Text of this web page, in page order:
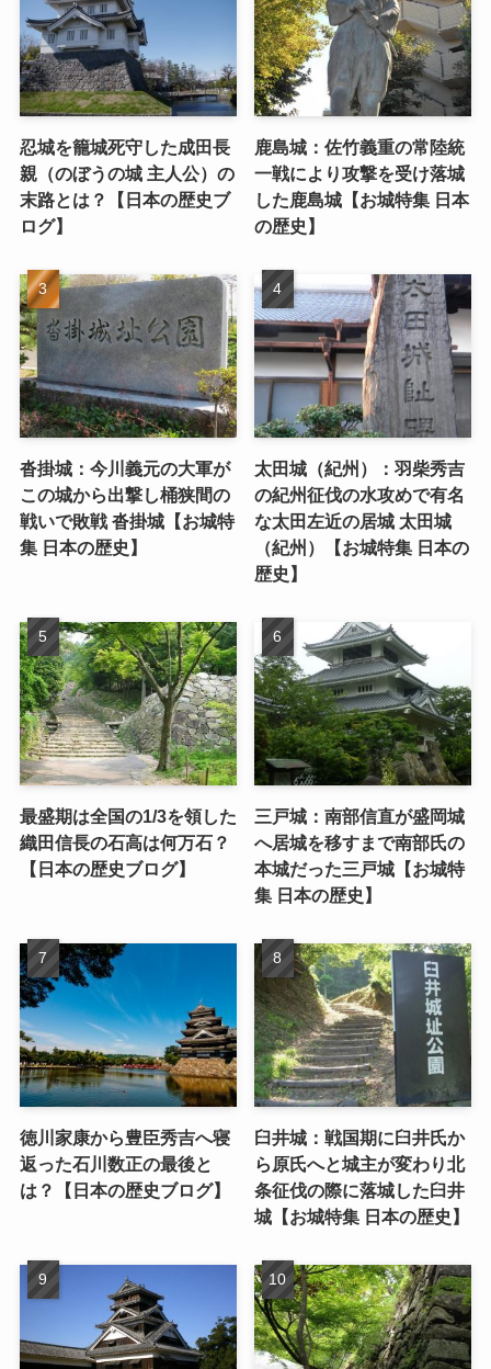
忍城を籠城死守した成田長
親（のぼうの城 主人公）の
末路とは？【日本の歴史ブ
ログ】
鹿島城：佐竹義重の常陸統
一戦により攻撃を受け落城
した鹿島城【お城特集 日本
の歴史】
沓掛城：今川義元の大軍が
この城から出撃し桶狭間の
戦いで敗戦 沓掛城【お城特
集 日本の歴史】
太田城（紀州）：羽柴秀吉
の紀州征伐の水攻めで有名
な太田左近の居城 太田城
（紀州）【お城特集 日本の
歴史】
最盛期は全国の1/3を領した
織田信長の石高は何万石？
【日本の歴史ブログ】
三戸城：南部信直が盛岡城
へ居城を移すまで南部氏の
本城だった三戸城【お城特
集 日本の歴史】
徳川家康から豊臣秀吉へ寝
返った石川数正の最後と
は？【日本の歴史ブログ】
臼井城：戦国期に臼井氏か
ら原氏へと城主が変わり北
条征伐の際に落城した臼井
城【お城特集 日本の歴史】